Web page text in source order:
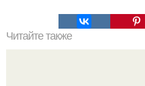
Читайте также